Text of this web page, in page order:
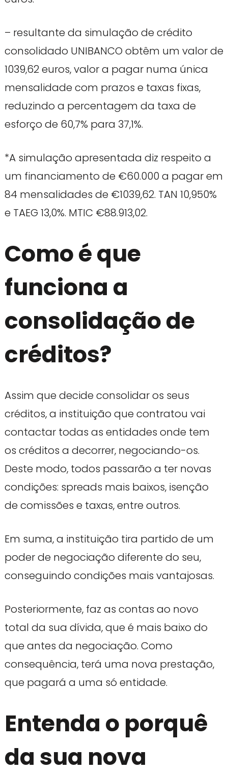
– resultante da simulação de crédito
consolidado UNIBANCO obtêm um valor de
1039,62 euros, valor a pagar numa única
mensalidade com prazos e taxas fixas,
reduzindo a percentagem da taxa de
esforço de 60,7% para 37,1%.
*A simulação apresentada diz respeito a
um financiamento de €60.000 a pagar em
84 mensalidades de €1039,62. TAN 10,950%
e TAEG 13,0%. MTIC €88.913,02.
Como é que
funciona a
consolidação de
créditos?
Assim que decide consolidar os seus
créditos, a instituição que contratou vai
contactar todas as entidades onde tem
os créditos a decorrer, negociando-os.
Deste modo, todos passarão a ter novas
condições: spreads mais baixos, isenção
de comissões e taxas, entre outros.
Em suma, a instituição tira partido de um
poder de negociação diferente do seu,
conseguindo condições mais vantajosas.
Posteriormente, faz as contas ao novo
total da sua dívida, que é mais baixo do
que antes da negociação. Como
consequência, terá uma nova prestação,
que pagará a uma só entidade.
Entenda o porquê
da sua nova